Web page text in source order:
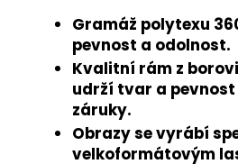
Gramáž polytexu
pevnost a odolnost.
Kvalitní rám z
udrží tvar a pevnost
záruky.
Obrazy se vyrábí
velkoformátovým